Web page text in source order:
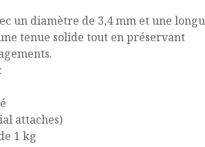
un diamètre de 3,4 mm et une
tenue solide tout en préservant
attaches)
1 kg